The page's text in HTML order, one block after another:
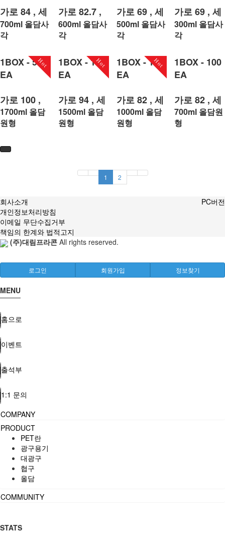
가로 84 , 세
로 141.5
구매하기
700ml 올담사
각
가로 82.7 ,
세로 128.5
구매하기
600ml 올담사
각
가로 69 , 세
로 146
구매하기
500ml 올담사
각
가로 69 , 세
로 98
구매하기
300ml 올담사
각
Hot
1BOX - 50
EA
가로 100 ,
세로 245
구매하기
1700ml 올담
원형
Hot
1BOX - 100
EA
가로 94 , 세
로 230
구매하기
1500ml 올담
원형
Hot
1BOX - 100
EA
가로 82 , 세
로 227
구매하기
1000ml 올담
원형
1BOX - 100
EA
가로 82 , 세
로 170.5
구매하기
700ml 올담원
형
1 2
회사소개
개인정보처리방침
이메일 무단수집거부
책임의 한계와 법적고지
PC버전
(주)대림프라콘 All rights reserved.
로그인 회원가입 정보찾기
MENU
홈으로
이벤트
출석부
1:1 문의
COMPANY
PRODUCT
PET란
광구용기
대광구
협구
올담
COMMUNITY
STATS